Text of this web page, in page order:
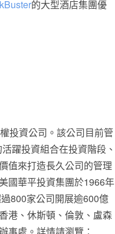
的大型酒店集團優
投資公司。該公司目前管
躍投資組合在投資階段、
值來打造長久公司的管理
國華平投資集團於1966年
800家公司開展逾600億
港、休斯頓、倫敦、盧森